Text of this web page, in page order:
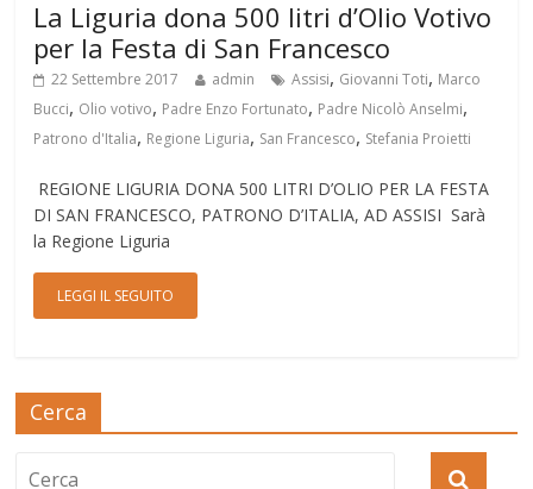
La Liguria dona 500 litri d’Olio Votivo
per la Festa di San Francesco
22 Settembre 2017 admin Assisi, Giovanni Toti, Marco
Bucci, Olio votivo, Padre Enzo Fortunato, Padre Nicolò Anselmi,
Patrono d'Italia, Regione Liguria, San Francesco, Stefania Proietti
REGIONE LIGURIA DONA 500 LITRI D’OLIO PER LA FESTA
DI SAN FRANCESCO, PATRONO D’ITALIA, AD ASSISI Sarà
la Regione Liguria
LEGGI IL SEGUITO
Cerca